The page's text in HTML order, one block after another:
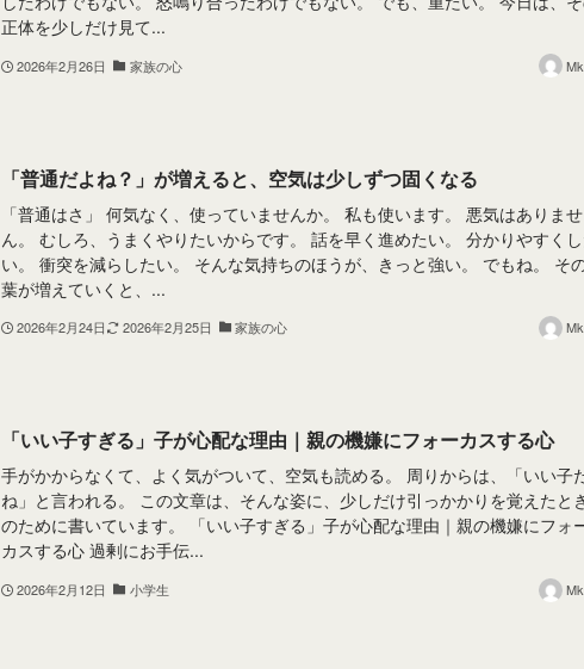
正体を少しだけ見て...
2026年2月26日 家族の心
「普通だよね？」が増えると、空気は少しずつ固くなる
「普通はさ」 何気なく、使っていませんか。 私も使います。 悪気はありませ
ん。 むしろ、うまくやりたいからです。 話を早く進めたい。 分かりやすく
い。 衝突を減らしたい。 そんな気持ちのほうが、きっと強い。 でもね。 そ
葉が増えていくと、...
2026年2月24日 2026年2月25日 家族の心
「いい子すぎる」子が心配な理由｜親の機嫌にフォーカスする心
手がかからなくて、よく気がついて、空気も読める。 周りからは、「いい子
ね」と言われる。 この文章は、そんな姿に、少しだけ引っかかりを覚えたと
のために書いています。 「いい子すぎる」子が心配な理由｜親の機嫌にフォ
カスする心 過剰にお手伝...
2026年2月12日 小学生